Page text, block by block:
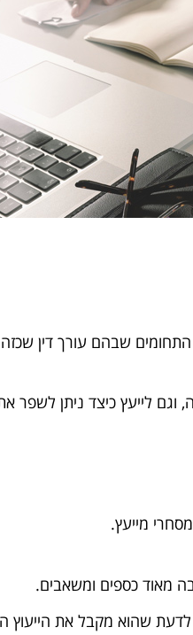
שבהם עורך דין שכזה
וגם לייעץ כיצד ניתן
מייעץ.
מאוד כספים ומשאבים.
לדעת שהוא מקבל את